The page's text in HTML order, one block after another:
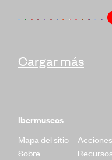
Cargar más
Ibermuseos
Mapa del sitio
Acciones
Sobre
Recursos